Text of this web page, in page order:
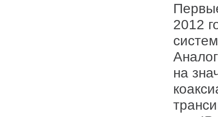
Первые узлы Доступа NSBox появились в
2012
на